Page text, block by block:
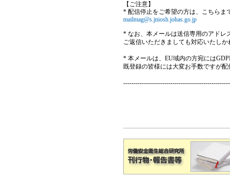
【ご注意】
* 配信停止をご希望の方は、こちらま
mailmag@s.jniosh.johas.go.jp
* なお、本メールは送信専用のアドレ
ご返信いただきましても対応いたし
* 本メールは、EU域内の方宛には
既登録の皆様には大変お手数ですが